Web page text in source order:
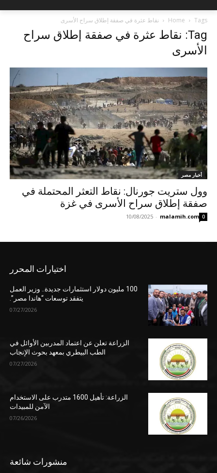
Home Tags نقاط عثرة في صفقة إطلاق سراح الأسرى
Tag: نقاط عثرة في صفقة إطلاق سراح
الأسرى
أخبار مصر
وول ستريت جورنال: نقاط التعثر المحتملة في
صفقة إطلاق سراح الأسرى في غزة
malamih.com
-
10/08/2025 0
اختيارات المحرر
100 مليون دولار استثمارات جديدة.. وزير العمل
يتفقد توسعات “هاندا مصر”.
07/27/2026
الزراعة تعلن عن اعتماد المدربين الأوائل في
الطب البيطري بمعهد بحوث الإنجاب
07/27/2026
الزراعة: تأهيل 1600 متدرب على الاستخدام
الآمن للمبيدات
07/26/2026
منشورات شائعة